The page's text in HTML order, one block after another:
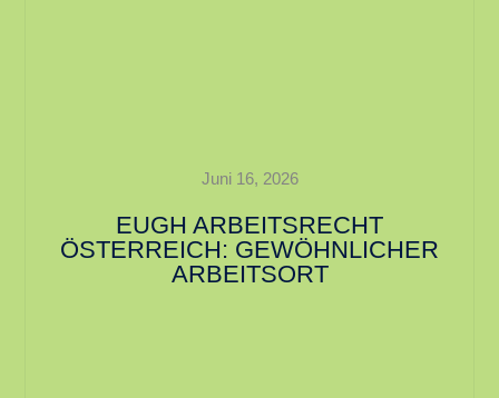
Juni 16, 2026
EUGH ARBEITSRECHT
ÖSTERREICH: GEWÖHNLICHER
ARBEITSORT